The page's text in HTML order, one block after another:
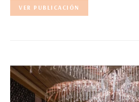
VER PUBLICACIÓN